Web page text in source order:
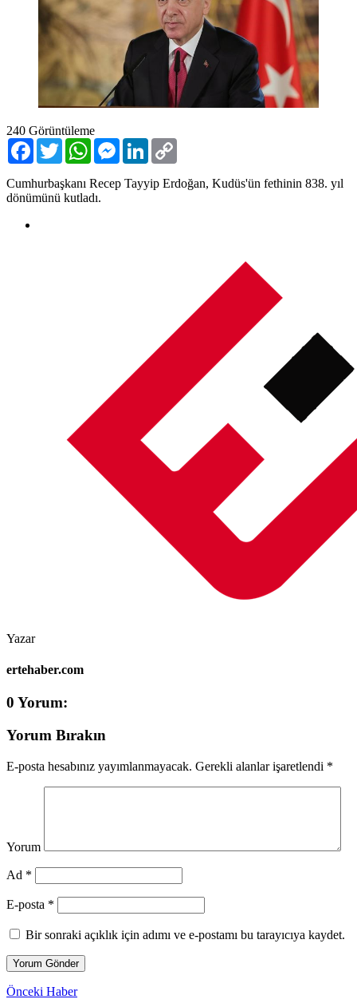
240 Görüntüleme
Facebook
TwitterWhatsAppMessenger
LinkedIn
Cumhurbaşkanı Recep Tayyip Erdoğan, Kudüs'ün fethinin 838. yıl
dönümünü kutladı.
Yazar
ertehaber.com
0 Yorum:
Yorum Bırakın
E-posta hesabınız yayımlanmayacak. Gerekli alanlar işaretlendi *
Yorum
Ad *
E-posta *
Bir sonraki açıklık için adımı ve e-postamı bu tarayıcıya kaydet.
Önceki Haber